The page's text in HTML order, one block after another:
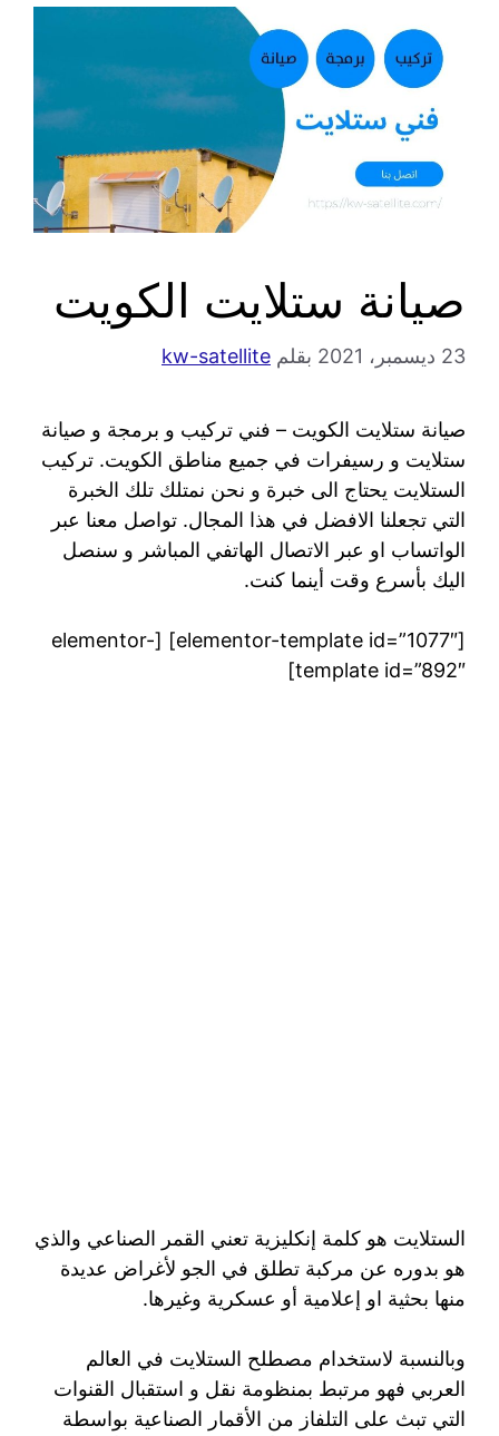
صيانة ستلايت الكويت
23 ديسمبر، 2021 بقلم kw-satellite
صيانة ستلايت الكويت – فني تركيب و برمجة و صيانة
ستلايت و رسيفرات في جميع مناطق الكويت. تركيب
الستلايت يحتاج الى خبرة و نحن نمتلك تلك الخبرة
التي تجعلنا الافضل في هذا المجال. تواصل معنا عبر
الواتساب او عبر الاتصال الهاتفي المباشر و سنصل
اليك بأسرع وقت أينما كنت.
[elementor-template id=”1077″] [elementor-
template id=”892″]
الستلايت هو كلمة إنكليزية تعني القمر الصناعي والذي
هو بدوره عن مركبة تطلق في الجو لأغراض عديدة
منها بحثية او إعلامية أو عسكرية وغيرها.
وبالنسبة لاستخدام مصطلح الستلايت في العالم
العربي فهو مرتبط بمنظومة نقل و استقبال القنوات
التي تبث على التلفاز من الأقمار الصناعية بواسطة